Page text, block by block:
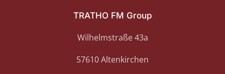
TRATHO FM Group
Wilhelmstraße 43a
57610 Altenkirchen